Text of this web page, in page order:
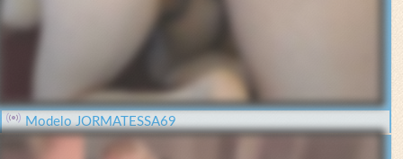
Modelo JORMATESSA69